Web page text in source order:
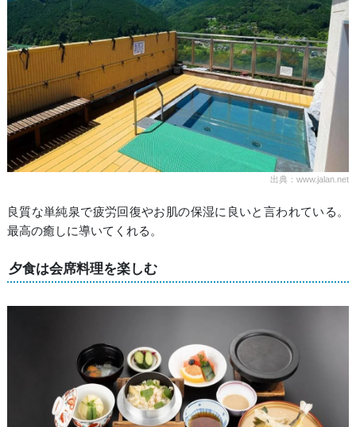
出典：www.jalan.net
良質な単純泉で疲労回復やお肌の保湿に良いと言われている。
最高の癒しに導いてくれる。
夕食は会席料理を楽しむ